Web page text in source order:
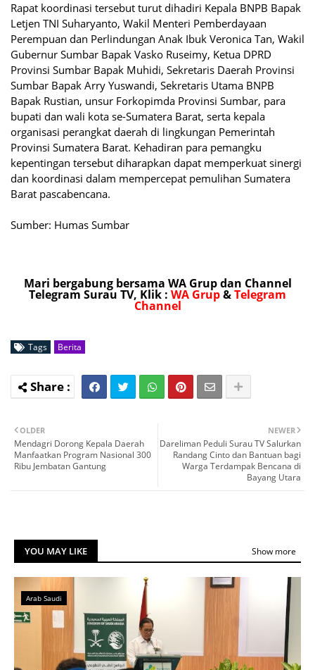
Rapat koordinasi tersebut turut dihadiri Kepala BNPB Bapak
Letjen TNI Suharyanto, Wakil Menteri Pemberdayaan
Perempuan dan Perlindungan Anak Ibuk Veronica Tan, Wakil
Gubernur Sumbar Bapak Vasko Ruseimy, Ketua DPRD
Provinsi Sumbar Bapak Muhidi, Sekretaris Daerah Provinsi
Sumbar Bapak Arry Yuswandi, Sekretaris Utama BNPB
Bapak Rustian, unsur Forkopimda Provinsi Sumbar, para
bupati dan wali kota se-Sumatera Barat, serta kepala
organisasi perangkat daerah di lingkungan Pemerintah
Provinsi Sumatera Barat. Kehadiran para pemangku
kepentingan tersebut diharapkan dapat memperkuat sinergi
dan koordinasi dalam mempercepat pemulihan Sumatera
Barat pascabencana.
Sumber: Humas Sumbar
Mari bergabung bersama WA Grup dan Channel
Telegram Surau TV, Klik : WA Grup&Telegram
Channel
Tags Berita
NEWER
Dareliman Peduli Surau TV Salurkan
Randang Cinto dan Bantuan bagi
Warga Terdampak Bencana di
Bayang Utara
OLDER
Mendagri Dorong Kepala Daerah
Manfaatkan Program Nasional 300
Ribu Jembatan Gantung
YOU MAY LIKE Show more
Arab Saudi